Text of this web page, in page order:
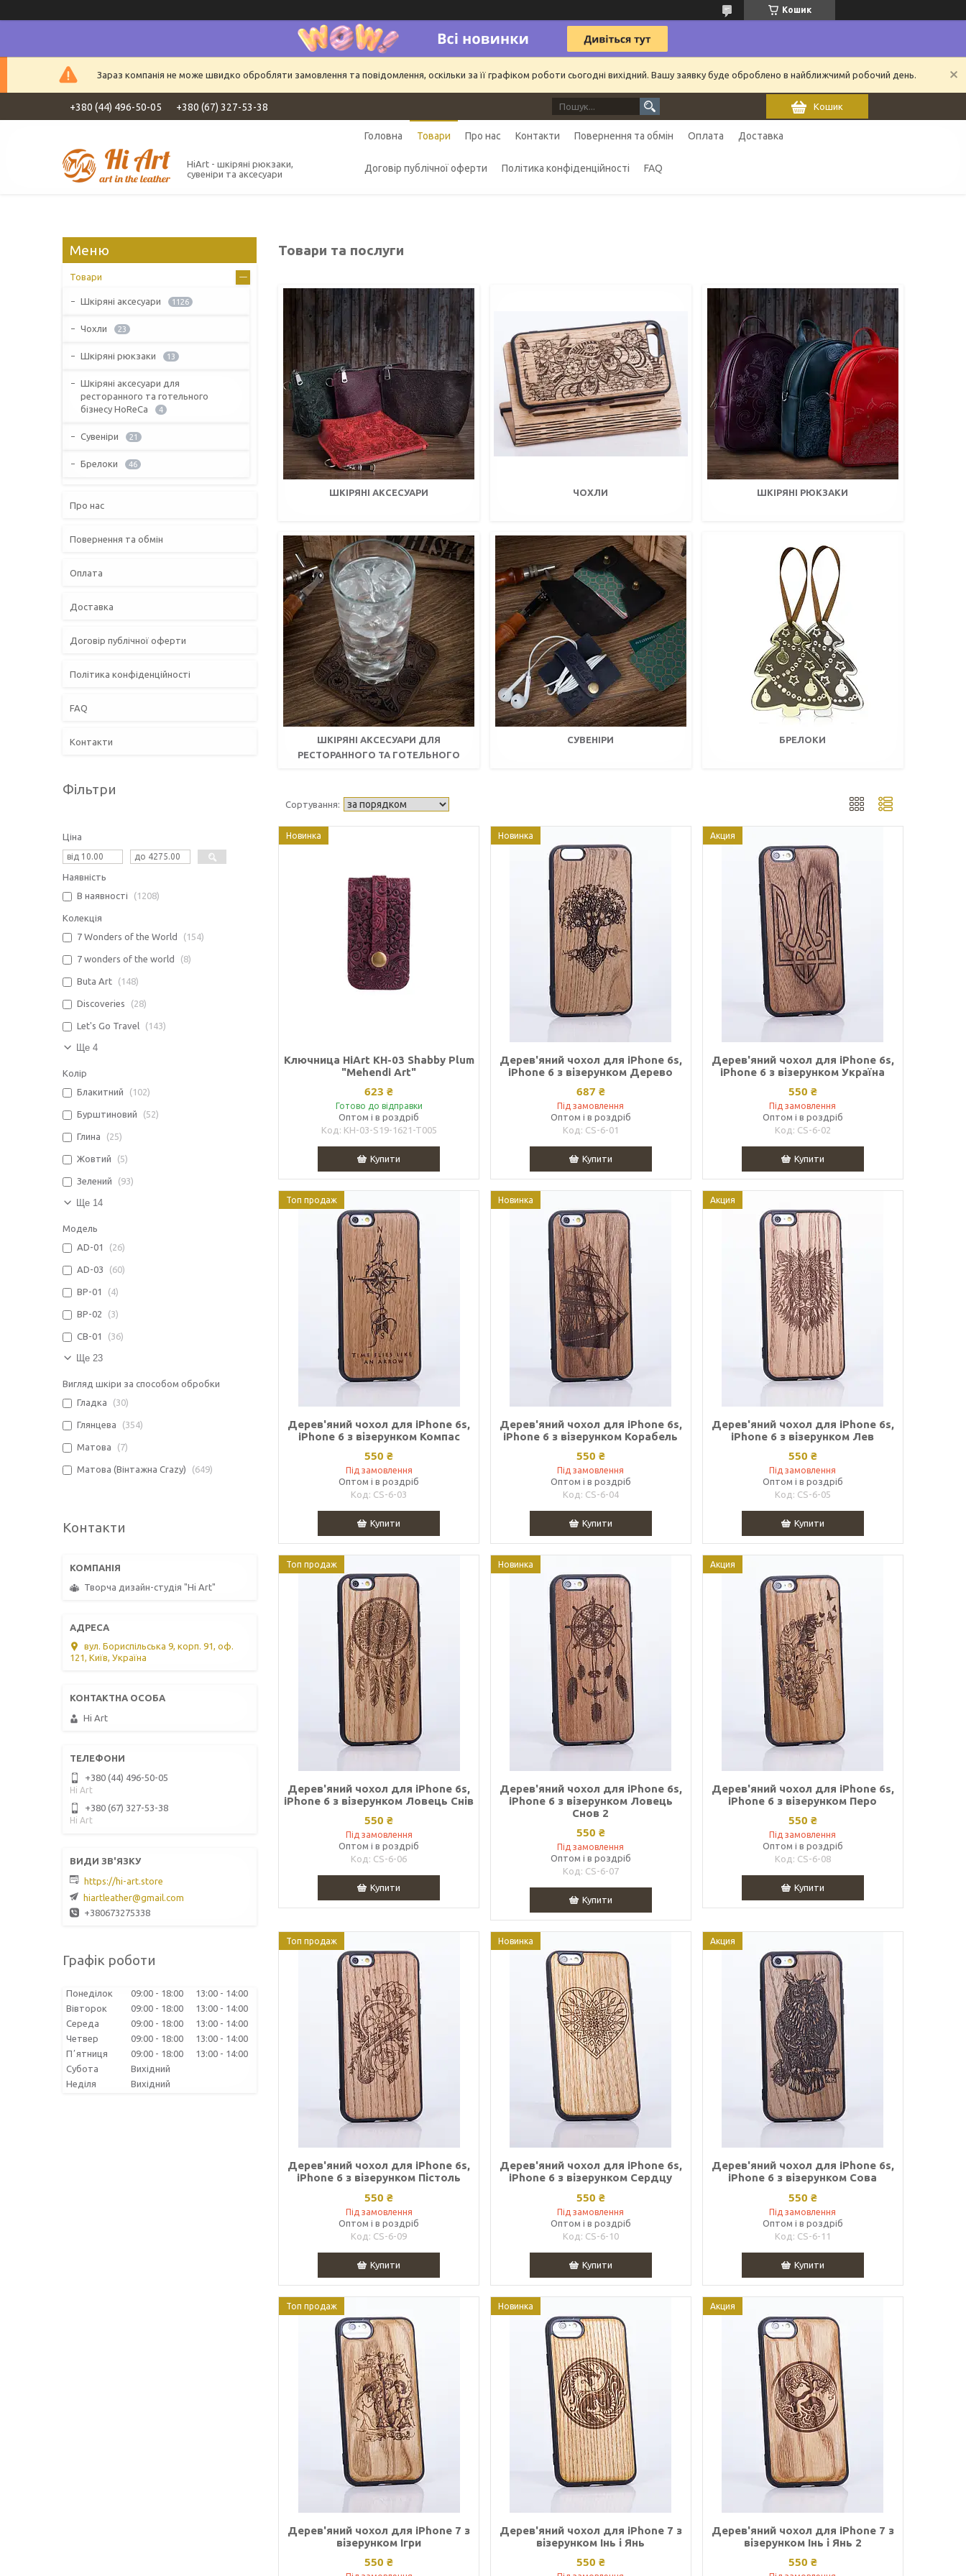
Кошик
Зараз компанія не може швидко обробляти замовлення та повідомлення, оскільки за її графіком роботи сьогодні вихідний. Вашу заявку буде оброблено в найближчимй робочий день.
+380 (44) 496-50-05 +380 (67) 327-53-38 Кошик
HiArt - шкіряні рюкзаки,
сувеніри та аксесуари
Головна Товари Про нас Контакти Повернення та обмін Оплата Доставка
Договір публічної оферти Політика конфіденційності FAQ
Товари та послуги
ШКІРЯНІ АКСЕСУАРИ ЧОХЛИ ШКІРЯНІ РЮКЗАКИ
ШКІРЯНІ АКСЕСУАРИ ДЛЯ
РЕСТОРАННОГО ТА ГОТЕЛЬНОГО
СУВЕНІРИ БРЕЛОКИ
Новинка
Ключница HiArt KH-03 Shabby Plum
"Mehendi Art"
623 ₴
Готово до відправки
Оптом і в роздріб
KH-03-S19-1621-T005
Купити
Новинка
Дерев'яний чохол для iPhone 6s,
iPhone 6 з візерунком Дерево
687 ₴
Під замовлення
Оптом і в роздріб
CS-6-01
Купити
Акция
Дерев'яний чохол для iPhone 6s,
iPhone 6 з візерунком Україна
550 ₴
Під замовлення
Оптом і в роздріб
CS-6-02
Купити
Топ продаж
Дерев'яний чохол для iPhone 6s,
iPhone 6 з візерунком Компас
550 ₴
Під замовлення
Оптом і в роздріб
CS-6-03
Купити
Новинка
Дерев'яний чохол для iPhone 6s,
iPhone 6 з візерунком Корабель
550 ₴
Під замовлення
Оптом і в роздріб
CS-6-04
Купити
Акция
Дерев'яний чохол для iPhone 6s,
iPhone 6 з візерунком Лев
550 ₴
Під замовлення
Оптом і в роздріб
CS-6-05
Купити
Топ продаж
Дерев'яний чохол для iPhone 6s,
iPhone 6 з візерунком Ловець Снів
550 ₴
Під замовлення
Оптом і в роздріб
CS-6-06
Купити
Новинка
Дерев'яний чохол для iPhone 6s,
iPhone 6 з візерунком Ловець
Снов 2
550 ₴
Під замовлення
Оптом і в роздріб
CS-6-07
Купити
Акция
Дерев'яний чохол для iPhone 6s,
iPhone 6 з візерунком Перо
550 ₴
Під замовлення
Оптом і в роздріб
CS-6-08
Купити
Топ продаж
Дерев'яний чохол для iPhone 6s,
iPhone 6 з візерунком Пістоль
550 ₴
Під замовлення
Оптом і в роздріб
CS-6-09
Купити
Новинка
Дерев'яний чохол для iPhone 6s,
iPhone 6 з візерунком Сердцу
550 ₴
Під замовлення
Оптом і в роздріб
CS-6-10
Купити
Акция
Дерев'яний чохол для iPhone 6s,
iPhone 6 з візерунком Сова
550 ₴
Під замовлення
Оптом і в роздріб
CS-6-11
Купити
Топ продаж
Дерев'яний чохол для iPhone 7 з
візерунком Ігри
550 ₴
Новинка
Дерев'яний чохол для iPhone 7 з
візерунком Інь і Янь
550 ₴
Акция
Дерев'яний чохол для iPhone 7 з
візерунком Інь і Янь 2
550 ₴
Товари
Шкіряні аксесуари 1126
Чохли 23
Шкіряні рюкзаки 13
Шкіряні аксесуари для
ресторанного та готельного
бізнесу HoReCa
4
Сувеніри 21
Брелоки 46
Про нас
Повернення та обмін
Оплата
Доставка
Договір публічної оферти
Політика конфіденційності
FAQ
Контакти
Фільтри
Ціна
Наявність
В наявності
1208
Колекція
7 Wonders of the World
154
7 wonders of the world 8
Buta Art 148
Discoveries 28
Let's Go Travel 143
Ще 4
Колір
Блакитний
102
Бурштиновий 52
Глина 25
Жовтий 5
Зелений 93
Ще 14
Модель
AD-01
26
AD-03 60
BP-01 4
BP-02 3
CB-01 36
Ще 23
Вигляд шкіри за способом обробки
Гладка
30
Глянцева 354
Матова 7
Матова (Вінтажна Crazy) 649
Контакти
Творча дизайн-студія "Hi Art"
вул. Бориспільська 9, корп. 91, оф.
121, Київ, Україна
Hi Art
+380 (44) 496-50-05
Hi Art
+380 (67) 327-53-38
Hi Art
https://hi-art.store
hiartleather@gmail.com
+380673275338
Графік роботи
Понеділок 09:00 18:00 13:00
14:00
Вівторок
09:00 18:00 13:00
14:00
Середа
09:00 18:00 13:00
14:00
Четвер
09:00 18:00 13:00
14:00
Пʼятниця
09:00 18:00 13:00
14:00
Субота
Вихідний
Неділя
Вихідний